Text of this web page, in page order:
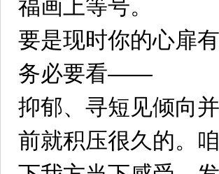
福画上等号。
要是现时你的心扉
务必要看——
抑郁、寻短见倾向
前就积压很久的。